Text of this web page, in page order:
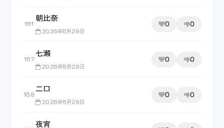
151
朝比奈
2026年5月29日
0 0
157
七瀬
2026年5月29日
0 0
158
二口
2026年5月29日
0 0
夜宵